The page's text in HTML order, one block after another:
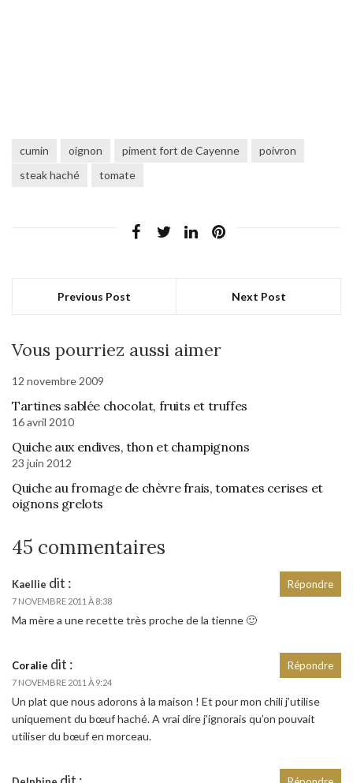
cumin oignon piment fort de Cayenne
poivron
steak haché
tomate
Previous Post Next Post
Vous pourriez aussi aimer
12 novembre 2009
Tartines sablée chocolat, fruits et truffes
16 avril 2010
Quiche aux endives, thon et champignons
23 juin 2012
Quiche au fromage de chèvre frais, tomates cerises et
oignons grelots
45 commentaires
Kaellie dit :
7 NOVEMBRE 2011 À 8:38
Ma mère a une recette très proche de la tienne 🙂
Répondre
Coralie dit :
7 NOVEMBRE 2011 À 9:24
Un plat que nous adorons à la maison ! Et pour mon chili j’utilise
uniquement du bœuf haché. A vrai dire j’ignorais qu’on pouvait
utiliser du bœuf en morceau.
Répondre